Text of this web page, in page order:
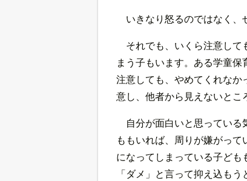
いきなり怒るのではなく、
それでも、いくら注意し
まう子もいます。ある学童
注意しても、やめてくれな
意し、他者から見えないとこ
自分が面白いと思ってい
ももいれば、周りが嫌がっ
になってしまっている子ど
「ダメ」と言って抑え込も